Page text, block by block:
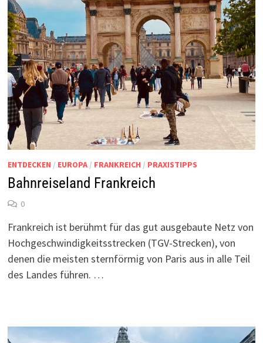
ENTDECKEN / EUROPA/ FRANKREICH / PRAXISTIPPS
Bahnreiseland Frankreich
0
Frankreich ist berühmt für das gut ausgebaute Netz von
Hochgeschwindigkeitsstrecken (TGV-Strecken), von
denen die meisten sternförmig von Paris aus in alle Teil
des Landes führen. …